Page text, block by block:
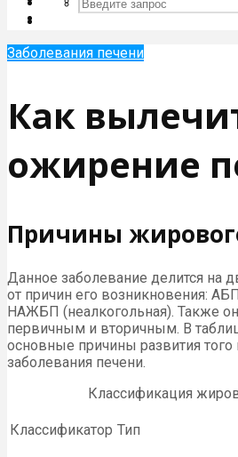
Заболевания печени
Как
ожирение
Причины
Данное заболевание делится на
от причин его возникновения:
НАЖБП (неалкогольная). Также
первичным и вторичным. В
основные причины развития того
заболевания печени.
Классификация
Классификатор Тип